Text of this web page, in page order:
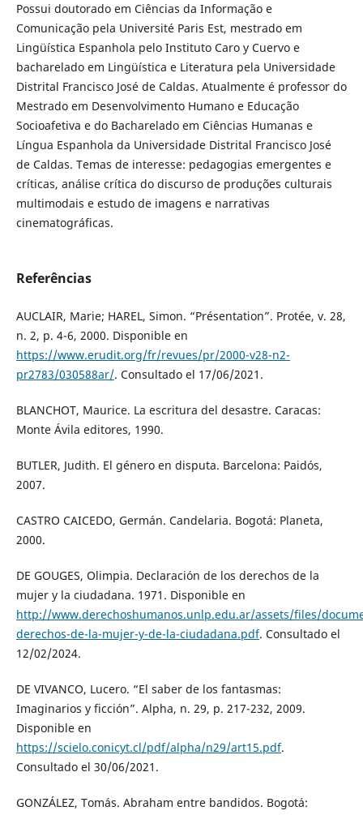
Possui doutorado em Ciências da Informação e
Comunicação pela Université Paris Est, mestrado em
Lingüística Espanhola pelo Instituto Caro y Cuervo e
bacharelado em Lingüística e Literatura pela Universidade
Distrital Francisco José de Caldas. Atualmente é professor do
Mestrado em Desenvolvimento Humano e Educação
Socioafetiva e do Bacharelado em Ciências Humanas e
Língua Espanhola da Universidade Distrital Francisco José
de Caldas. Temas de interesse: pedagogias emergentes e
críticas, análise crítica do discurso de produções culturais
multimodais e estudo de imagens e narrativas
cinematográficas.
Referências
AUCLAIR, Marie; HAREL, Simon. “Présentation”. Protée, v. 28,
n. 2, p. 4-6, 2000. Disponible en
https://www.erudit.org/fr/revues/pr/2000-v28-n2-
pr2783/030588ar/. Consultado el 17/06/2021.
BLANCHOT, Maurice. La escritura del desastre. Caracas:
Monte Ávila editores, 1990.
BUTLER, Judith. El género en disputa. Barcelona: Paidós,
2007.
CASTRO CAICEDO, Germán. Candelaria. Bogotá: Planeta,
2000.
DE GOUGES, Olimpia. Declaración de los derechos de la
mujer y la ciudadana. 1971. Disponible en
http://www.derechoshumanos.unlp.edu.ar/assets/files/
derechos-de-la-mujer-y-de-la-ciudadana.pdf. Consultado el
12/02/2024.
DE VIVANCO, Lucero. “El saber de los fantasmas:
Imaginarios y ficción”. Alpha, n. 29, p. 217-232, 2009.
Disponible en
https://scielo.conicyt.cl/pdf/alpha/n29/art15.pdf.
Consultado el 30/06/2021.
GONZÁLEZ, Tomás. Abraham entre bandidos. Bogotá: